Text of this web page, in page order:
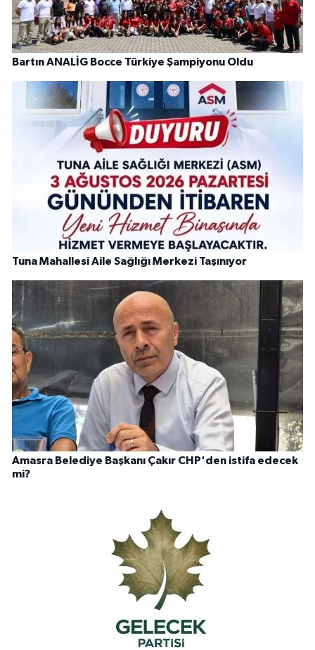
Bartın ANALİG Bocce Türkiye Şampiyonu Oldu
Tuna Mahallesi Aile Sağlığı Merkezi Taşınıyor
Amasra Belediye Başkanı Çakır CHP'den istifa edecek
mi?